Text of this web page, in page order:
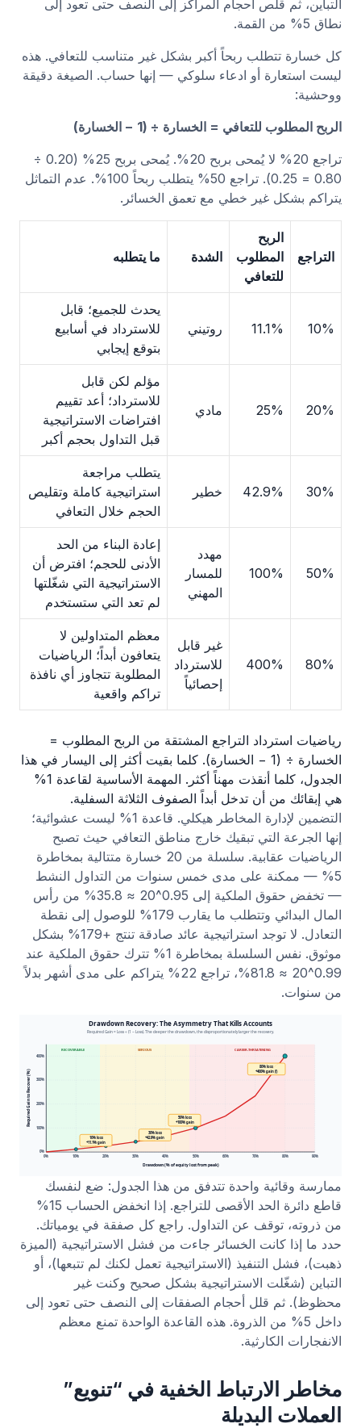
التباين، ثم قلّص أحجام المراكز إلى النصف حتى تعود إلى
نطاق 5% من القمة.
كل خسارة تتطلب ربحاً أكبر بشكل غير متناسب للتعافي. هذه
ليست استعارة أو ادعاء سلوكي — إنها حساب. الصيغة دقيقة
ووحشية:
الربح المطلوب للتعافي = الخسارة ÷ (1 − الخسارة)
تراجع 20% لا يُمحى بربح 20%. يُمحى بربح 25% (0.20 ÷
0.80 = 0.25). تراجع 50% يتطلب ربحاً 100%. عدم التماثل
يتراكم بشكل غير خطي مع تعمق الخسائر.
التراجع
الربح
المطلوب
للتعافي
الشدة ما يتطلبه
10%
11.1% روتيني
يحدث للجميع؛ قابل
للاسترداد في أسابيع
بتوقع إيجابي
20%
25% مادي
مؤلم لكن قابل
للاسترداد؛ أعد تقييم
افتراضات الاستراتيجية
قبل التداول بحجم أكبر
30%
42.9% خطير
يتطلب مراجعة
استراتيجية كاملة وتقليص
الحجم خلال التعافي
50%
100%
مهدد
للمسار
المهني
إعادة البناء من الحد
الأدنى للحجم؛ افترض أن
الاستراتيجية التي شغّلتها
لم تعد التي ستستخدم
80%
400%
غير قابل
للاسترداد
إحصائياً
معظم المتداولين لا
يتعافون أبداً؛ الرياضيات
المطلوبة تتجاوز أي نافذة
تراكم واقعية
رياضيات استرداد التراجع المشتقة من الربح المطلوب =
الخسارة ÷ (1 − الخسارة). كلما بقيت أكثر إلى اليسار في هذا
الجدول، كلما أنقذت مهناً أكثر. المهمة الأساسية لقاعدة 1%
هي إبقائك من أن تدخل أبداً الصفوف الثلاثة السفلية.
التضمين لإدارة المخاطر هيكلي. قاعدة 1% ليست عشوائية؛
إنها الجرعة التي تبقيك خارج مناطق التعافي حيث تصبح
الرياضيات عقابية. سلسلة من 20 خسارة متتالية بمخاطرة
5% — ممكنة على مدى خمس سنوات من التداول النشط
— تخفض حقوق الملكية إلى 0.95^20 ≈ 35.8% من رأس
المال البدائي وتتطلب ما يقارب 179% للوصول إلى نقطة
التعادل. لا توجد استراتيجية عائد صادقة تنتج +179% بشكل
موثوق. نفس السلسلة بمخاطرة 1% تترك حقوق الملكية عند
0.99^20 ≈ 81.8%، تراجع 22% يتراكم على مدى أشهر بدلاً
من سنوات.
ممارسة وقائية واحدة تتدفق من هذا الجدول: ضع لنفسك
قاطع دائرة الحد الأقصى للتراجع. إذا انخفض الحساب 15%
من ذروته، توقف عن التداول. راجع كل صفقة في يومياتك.
حدد ما إذا كانت الخسائر جاءت من فشل الاستراتيجية (الميزة
ذهبت)، فشل التنفيذ (الاستراتيجية تعمل لكنك لم تتبعها)، أو
التباين (شغّلت الاستراتيجية بشكل صحيح وكنت غير
محظوظ). ثم قلل أحجام الصفقات إلى النصف حتى تعود إلى
داخل 5% من الذروة. هذه القاعدة الواحدة تمنع معظم
الانفجارات الكارثية.
مخاطر الارتباط الخفية في “تنويع”
العملات البديلة